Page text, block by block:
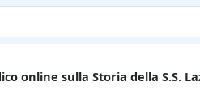
online sulla Storia della S.S.